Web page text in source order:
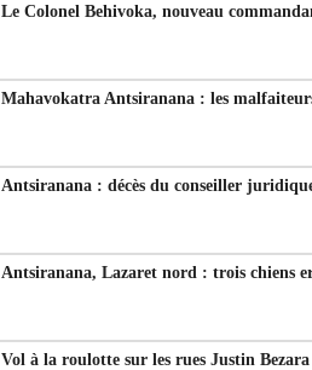
Le Colonel Behivoka, nouveau
Mahavokatra Antsiranana : les
Antsiranana : décès du conseiller
Antsiranana, Lazaret nord : trois chiens
Vol à la roulotte sur les rues Justin